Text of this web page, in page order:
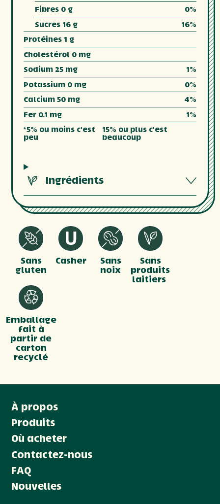
Fibres 0 g
0%
Sucres 16 g
16%
Protéines 1 g
Cholestérol 0 mg
Sodium 25 mg
1%
Potassium 0 mg
0%
Calcium 50 mg
4%
Fer 0.1 mg
1%
*5% ou moins c'est
peu
15% ou plus c'est
beaucoup
Ingrédients
Sans
gluten
Casher
Sans
noix
Sans
produits
laitiers
Emballage
fait à
partir de
carton
recyclé
À propos
Produits
Où acheter
Contactez-nous
FAQ
Nouvelles